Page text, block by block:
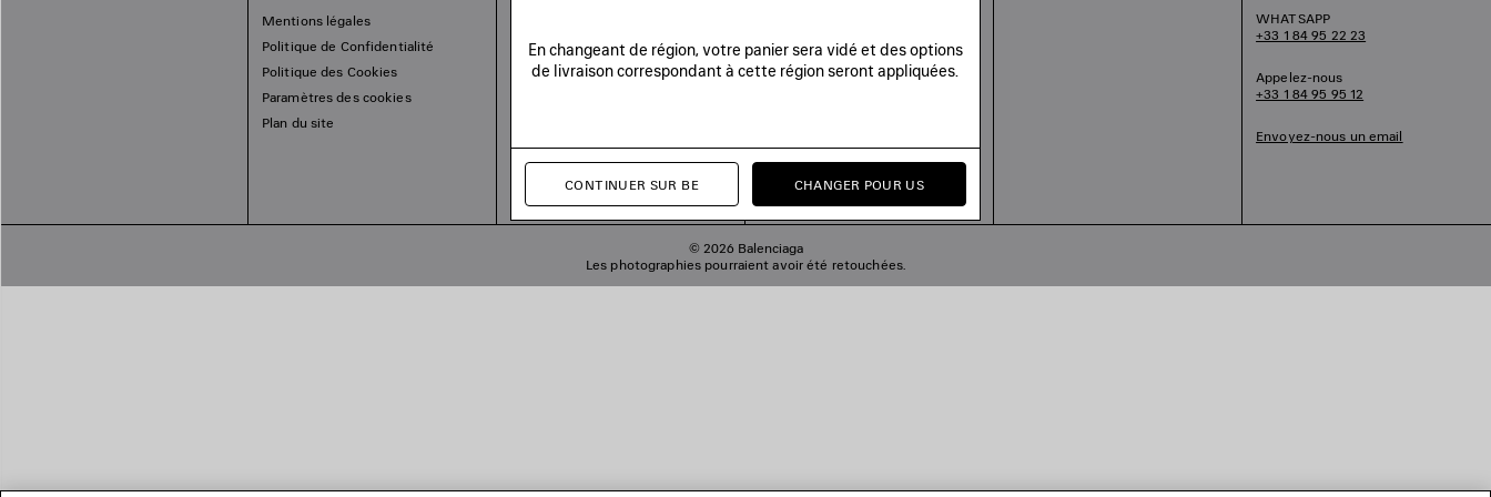
Mentions légales
Politique de Confidentialité
Politique des Cookies
Paramètres des cookies
Plan du site
WHATSAPP
+33 1 84 95 22 23
Appelez-nous
+33 1 84 95 95 12
Envoyez-nous un email
© 2026 Balenciaga
Les photographies pourraient avoir été retouchées.
En changeant de région, votre panier sera vidé et des options
de livraison correspondant à cette région seront appliquées.
CONTINUER SUR BE CHANGER POUR US